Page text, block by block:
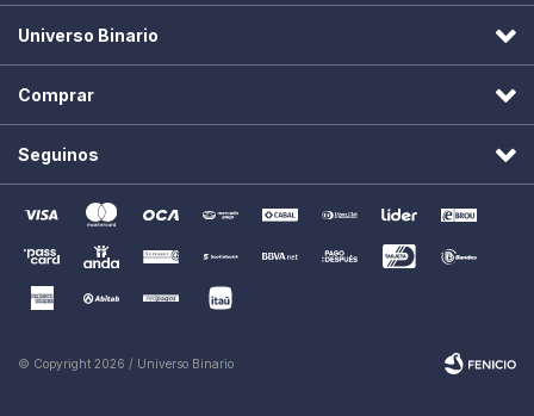
Universo Binario
Comprar
Seguinos
© Copyright 2026 / Universo Binario